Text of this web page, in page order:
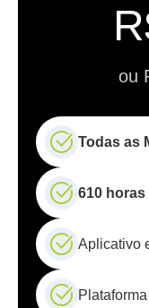
ou
Todas as
610 horas
Aplicativo